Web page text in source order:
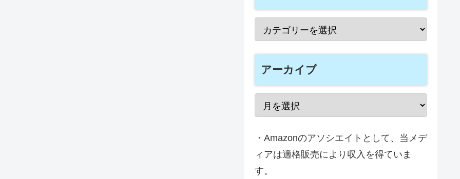
アーカイブ
・Amazonのアソシエイトとして、当メデ
ィアは適格販売により収入を得ていま
す。